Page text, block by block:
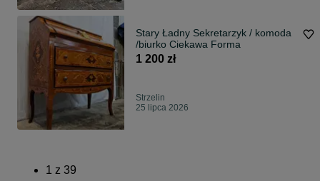
Stary Ładny Sekretarzyk / komoda
/biurko Ciekawa Forma
1 200 zł
Strzelin
25 lipca 2026
1 z 39